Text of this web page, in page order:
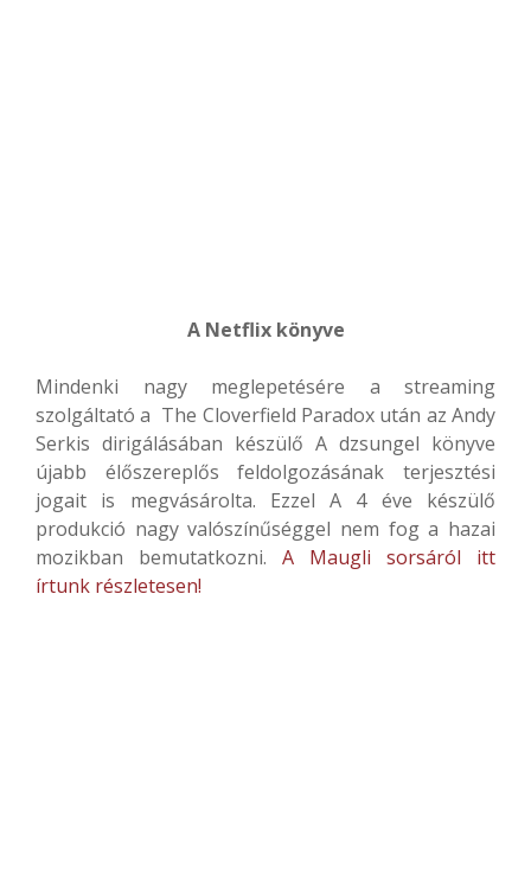
A Netflix könyve
Mindenki nagy meglepetésére a streaming
szolgáltató a The Cloverfield Paradox után az Andy
Serkis dirigálásában készülő A dzsungel könyve
újabb élőszereplős feldolgozásának terjesztési
jogait is megvásárolta. Ezzel A 4 éve készülő
produkció nagy valószínűséggel nem fog a hazai
mozikban bemutatkozni. A Maugli sorsáról itt
írtunk részletesen!